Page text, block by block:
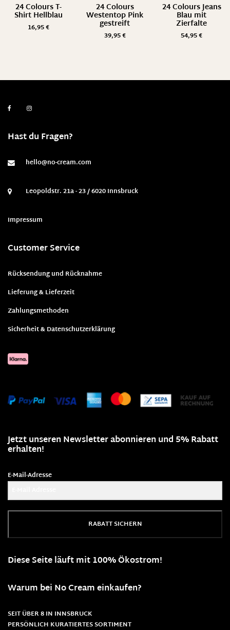
24 Colours T-
Shirt Hellblau
16,95€
24 Colours
Westentop Pink
gestreift
39,95€
24 Colours Jeans
Blau mit
Zierfalte
54,95€
Hast du Fragen?
hello@no-cream.com
Leopoldstr. 21a - 23 / 6020 Innsbruck
Impressum
Customer Service
Rücksendung und Rücknahme
Lieferung & Lieferzeit
Zahlungsmethoden
Sicherheit & Datenschutzerklärung
Jetzt unseren Newsletter abonnieren und 5% Rabatt
erhalten!
E-Mail-Adresse
RABATT SICHERN
Diese Seite läuft mit 100% Ökostrom!
Warum bei No Cream einkaufen?
SEIT ÜBER 8 IN INNSBRUCK
PERSÖNLICH KURATIERTES SORTIMENT